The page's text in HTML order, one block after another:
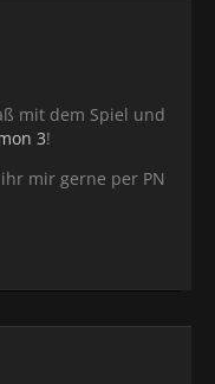
mit dem Spiel und
3!
mir gerne per PN